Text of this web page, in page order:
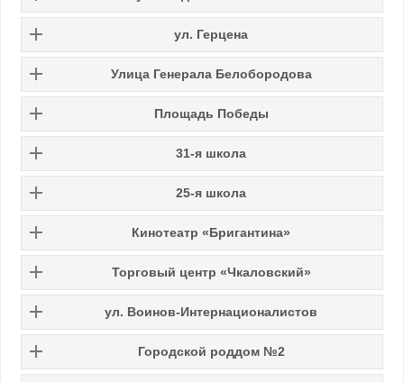
ул. Герцена
Улица Генерала Белобородова
Площадь Победы
31-я школа
25-я школа
Кинотеатр «Бригантина»
Торговый центр «Чкаловский»
ул. Воинов-Интернационалистов
Городской роддом №2